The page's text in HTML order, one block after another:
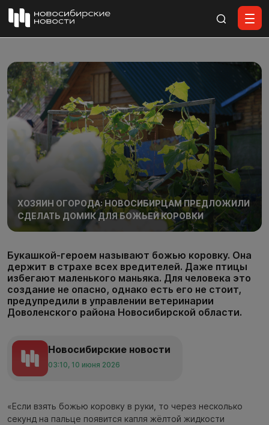
ХОЗЯИН ОГОРОДА: НОВОСИБИРЦАМ ПРЕДЛОЖИЛИ
СДЕЛАТЬ ДОМИК ДЛЯ БОЖЬЕЙ КОРОВКИ
Букашкой-героем называют божью коровку. Она
держит в страхе всех вредителей. Даже птицы
избегают маленького маньяка. Для человека это
создание не опасно, однако есть его не стоит,
предупредили в управлении ветеринарии
Доволенского района Новосибирской области.
Новосибирские новости
03:10, 10 июня 2026
«Если взять божью коровку в руки, то через несколько
секунд на пальце появится капля жёлтой жидкости